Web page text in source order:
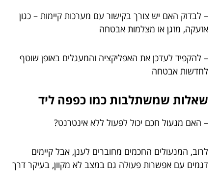
– לבדוק האם יש צורך בקישור עם מערכות קיימות – כגון
אזעקה, מזגן או מצלמות אבטחה
– להקפיד לעדכן את האפליקציה והמעגלים באופן שוטף
לחדשות אבטחה
שאלות שמשתלבות כמו כפפה ליד
– האם מנעול חכם יכול לפעול ללא אינטרנט?
לרוב, המנעולים החכמים מחוברים לענן, אבל קיימים
דגמים עם אפשרות פעולה גם במצב לא מקוון, בעיקר דרך